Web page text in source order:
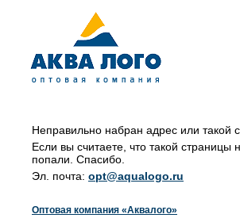
Неправильно набран адрес или такой
Если вы считаете, что такой
попали. Спасибо.
Эл. почта: opt@aqualogo.ru
Оптовая компания «Аквалого»